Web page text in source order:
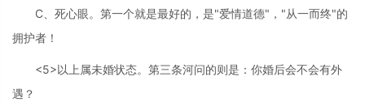
C、死心眼。第一个就是最好的，是"爱情道德"，"从一而终"的
拥护者！
<5>以上属未婚状态。第三条河问的则是：你婚后会不会有外
遇？